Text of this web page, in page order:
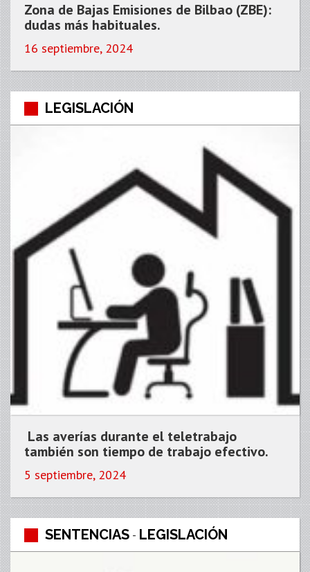
Zona de Bajas Emisiones de Bilbao (ZBE):
dudas más habituales.
16 septiembre, 2024
LEGISLACIÓN
Las averías durante el teletrabajo
también son tiempo de trabajo efectivo.
5 septiembre, 2024
SENTENCIAS - LEGISLACIÓN